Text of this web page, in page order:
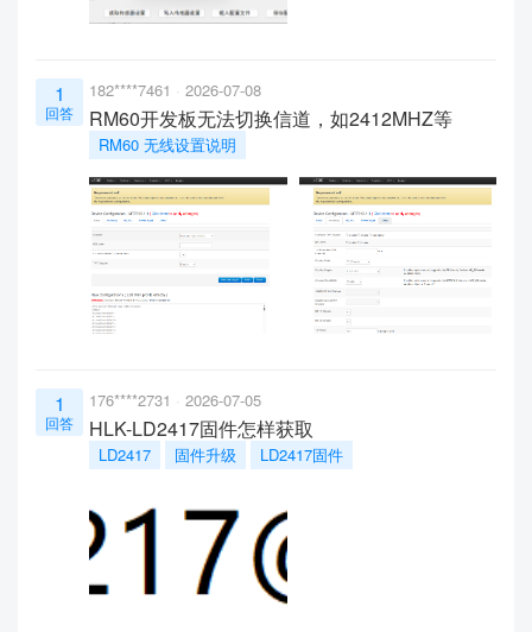
1
回答
182****7461 2026-07-08
RM60开发板无法切换信道，如2412MHZ等
RM60 无线设置说明
1
回答
176****2731 2026-07-05
HLK-LD2417固件怎样获取
LD2417 固件升级 LD2417固件